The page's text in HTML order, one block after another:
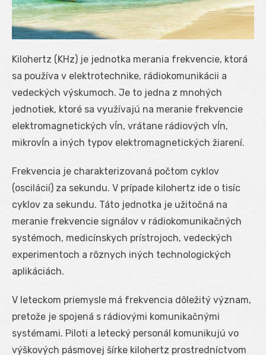
Kilohertz (KHz) je jednotka merania frekvencie, ktorá
sa používa v elektrotechnike, rádiokomunikácii a
vedeckých výskumoch. Je to jedna z mnohých
jednotiek, ktoré sa využívajú na meranie frekvencie
elektromagnetických vĺn, vrátane rádiových vĺn,
mikrovĺn a iných typov elektromagnetických žiarení.
Frekvencia je charakterizovaná počtom cyklov
(oscilácií) za sekundu. V prípade kilohertz ide o tisíc
cyklov za sekundu. Táto jednotka je užitočná na
meranie frekvencie signálov v rádiokomunikačných
systémoch, medicínskych prístrojoch, vedeckých
experimentoch a rôznych iných technologických
aplikáciách.
V leteckom priemysle má frekvencia dôležitý význam,
pretože je spojená s rádiovými komunikačnými
systémami. Piloti a letecký personál komunikujú vo
výškových pásmovej šírke kilohertz prostredníctvom